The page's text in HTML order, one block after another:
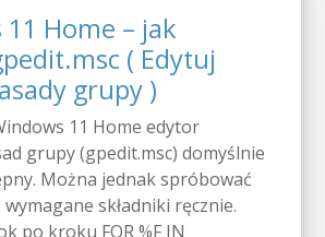
Home – jak
( Edytuj
grupy )
11 Home edytor
grupy (gpedit.msc) domyślnie
Można jednak spróbować
składniki ręcznie.
po kroku FOR %F IN